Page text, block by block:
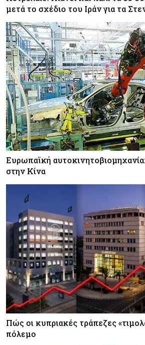
Κύπρος
Δήμος Λευκωσίας: Νέα
– Ολοκληρώθηκε η
υποστατικών
Κύπρος
Ούτε άσπρος ούτε μαύρος
κουρεμένους - Δεν έκλεισε
δόση εντός ‘26
μετά το σχέδιο του Ιράν για τα
Ευρωπαϊκή
στην Κίνα
Πώς οι κυπριακές τράπεζες
πόλεμο